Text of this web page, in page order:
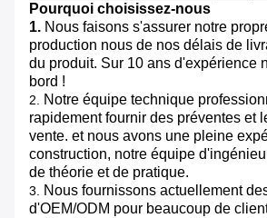
Pourquoi choisissez-nous
1. Nous faisons s'assurer notre
production nous de nos délais de
du produit. Sur 10 ans d'expérience
bord !
2. Notre équipe technique
rapidement fournir des préventes et
vente. et nous avons une pleine
construction, notre équipe
de théorie et de pratique.
3. Nous fournissons actuellement
d'OEM/ODM pour beaucoup de